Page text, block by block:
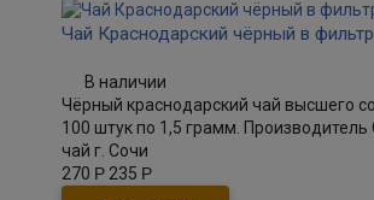
Чай Краснодарский чёрный в
В наличии
Чёрный краснодарский чай высшего
100 штук по 1,5 грамм.
чай г. Сочи
270 Р 235 Р